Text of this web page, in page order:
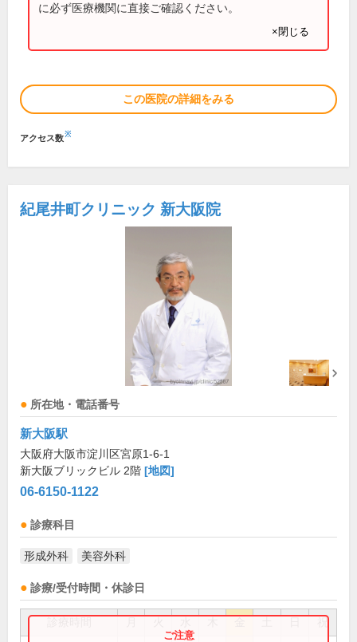
に必ず医療機関に直接ご確認ください。
×閉じる
この医院の詳細をみる
アクセス数※
紀尾井町クリニック 新大阪院
所在地・電話番号
新大阪駅
大阪府大阪市淀川区宮原1-6-1
新大阪ブリックビル 2階 [地図]
06-6150-1122
診療科目
形成外科 美容外科
診療/受付時間・休診日
祝